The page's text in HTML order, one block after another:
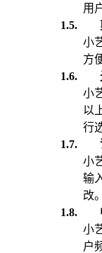
用
1.5.
小
方
1.6.
小
以
行
1.7.
小
输
改
1.8.
小
户